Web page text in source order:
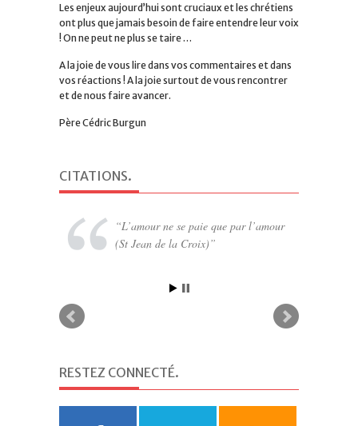
Les enjeux aujourd’hui sont cruciaux et les chrétiens
ont plus que jamais besoin de faire entendre leur voix
! On ne peut ne plus se taire …
A la joie de vous lire dans vos commentaires et dans
vos réactions ! A la joie surtout de vous rencontrer
et de nous faire avancer.
Père Cédric Burgun
CITATIONS.
L’amour ne se paie que par l’amour
(St Jean de la Croix)
Aussi un simple Pater, dit avec foi, a
plus de puissance pour percer le ciel
illusion (Léon Bloy)
RESTEZ CONNECTÉ.